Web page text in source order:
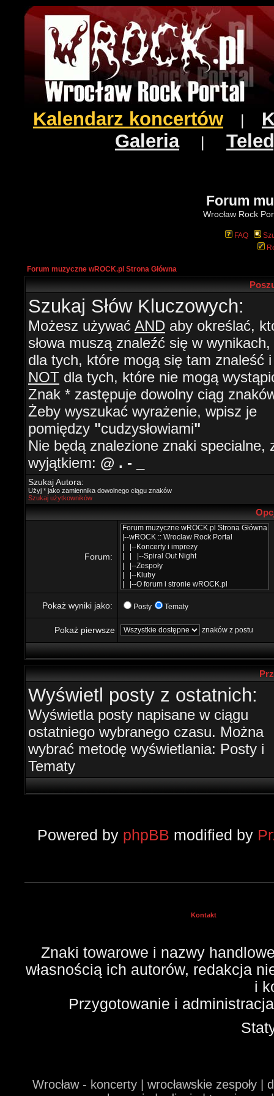
Kalendarz koncertów
Galeria|
Forum
Wrocław Rock
FAQ
Forum muzyczne wROCK.pl Strona Główna
Szukaj Słów Kluczowych:
Możesz używać AND aby określać,
słowa muszą znaleźć się w wynikach,
dla tych, które mogą się tam znaleść i
NOT dla tych, które nie mogą
Znak * zastępuje dowolny ciąg
Żeby wyszukać wyrażenie, wpisz je
pomiędzy "cudzysłowiami"
Nie będą znalezione znaki specialne,
wyjątkiem: @ . - _
Szukaj Autora:
Użyj * jako zamiennika dowolnego ciągu znaków
Szukaj użytkowników
Forum:
Pokaż wyniki jako: Posty Tematy
Pokaż pierwsze znaków z postu
Wyświetl posty z ostatnich:
Wyświetla posty napisane w ciągu
ostatniego wybranego czasu. Można
wybrać metodę wyświetlania: Posty i
Tematy
Powered by phpBB modified by
Kontakt
Znaki towarowe i nazwy
własnością ich autorów, redakcja
i
Przygotowanie i
Wrocław - koncerty | wrocławskie zespoły